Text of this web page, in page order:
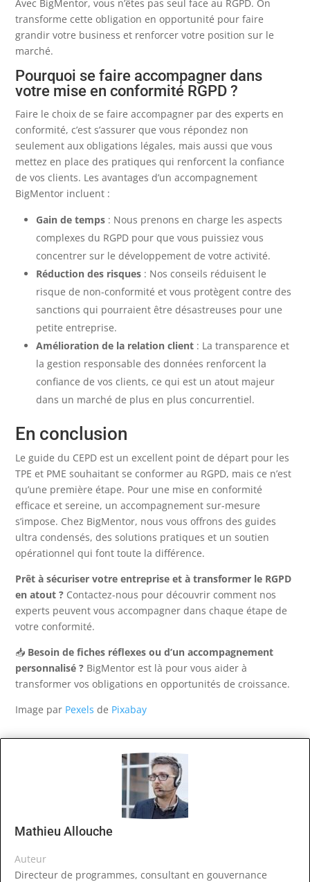
Avec BigMentor, vous n’êtes pas seul face au RGPD. On
transforme cette obligation en opportunité pour faire
grandir votre business et renforcer votre position sur le
marché.
Pourquoi se faire accompagner dans
votre mise en conformité RGPD ?
Faire le choix de se faire accompagner par des experts en
conformité, c’est s’assurer que vous répondez non
seulement aux obligations légales, mais aussi que vous
mettez en place des pratiques qui renforcent la confiance
de vos clients. Les avantages d’un accompagnement
BigMentor incluent :
Gain de temps : Nous prenons en charge les aspects
complexes du RGPD pour que vous puissiez vous
concentrer sur le développement de votre activité.
Réduction des risques : Nos conseils réduisent le
risque de non-conformité et vous protègent contre des
sanctions qui pourraient être désastreuses pour une
petite entreprise.
Amélioration de la relation client : La transparence et
la gestion responsable des données renforcent la
confiance de vos clients, ce qui est un atout majeur
dans un marché de plus en plus concurrentiel.
En conclusion
Le guide du CEPD est un excellent point de départ pour les
TPE et PME souhaitant se conformer au RGPD, mais ce n’est
qu’une première étape. Pour une mise en conformité
efficace et sereine, un accompagnement sur-mesure
s’impose. Chez BigMentor, nous vous offrons des guides
ultra condensés, des solutions pratiques et un soutien
opérationnel qui font toute la différence.
Prêt à sécuriser votre entreprise et à transformer le RGPD
en atout ? Contactez-nous pour découvrir comment nos
experts peuvent vous accompagner dans chaque étape de
votre conformité.
📥 Besoin de fiches réflexes ou d’un accompagnement
personnalisé ? BigMentor est là pour vous aider à
transformer vos obligations en opportunités de croissance.
Image par Pexels de Pixabay
Mathieu Allouche
Auteur
Directeur de programmes, consultant en gouvernance